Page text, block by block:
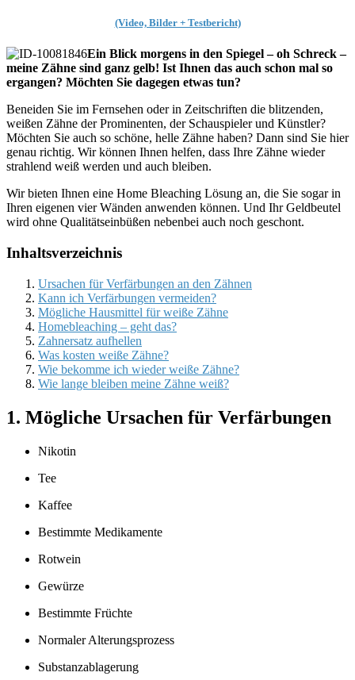
(Video, Bilder + Testbericht)
Ein Blick morgens in den Spiegel – oh Schreck –
meine Zähne sind ganz gelb! Ist Ihnen das auch schon mal so
ergangen? Möchten Sie dagegen etwas tun?
Beneiden Sie im Fernsehen oder in Zeitschriften die blitzenden,
weißen Zähne der Prominenten, der Schauspieler und Künstler?
Möchten Sie auch so schöne, helle Zähne haben? Dann sind Sie hier
genau richtig. Wir können Ihnen helfen, dass Ihre Zähne wieder
strahlend weiß werden und auch bleiben.
Wir bieten Ihnen eine Home Bleaching Lösung an, die Sie sogar in
Ihren eigenen vier Wänden anwenden können. Und Ihr Geldbeutel
wird ohne Qualitätseinbüßen nebenbei auch noch geschont.
Inhaltsverzeichnis
Ursachen für Verfärbungen an den Zähnen
Kann ich Verfärbungen vermeiden?
Mögliche Hausmittel für weiße Zähne
Homebleaching – geht das?
Zahnersatz aufhellen
Was kosten weiße Zähne?
Wie bekomme ich wieder weiße Zähne?
Wie lange bleiben meine Zähne weiß?
1. Mögliche Ursachen für Verfärbungen
Nikotin
Tee
Kaffee
Bestimmte Medikamente
Rotwein
Gewürze
Bestimmte Früchte
Normaler Alterungsprozess
Substanzablagerung